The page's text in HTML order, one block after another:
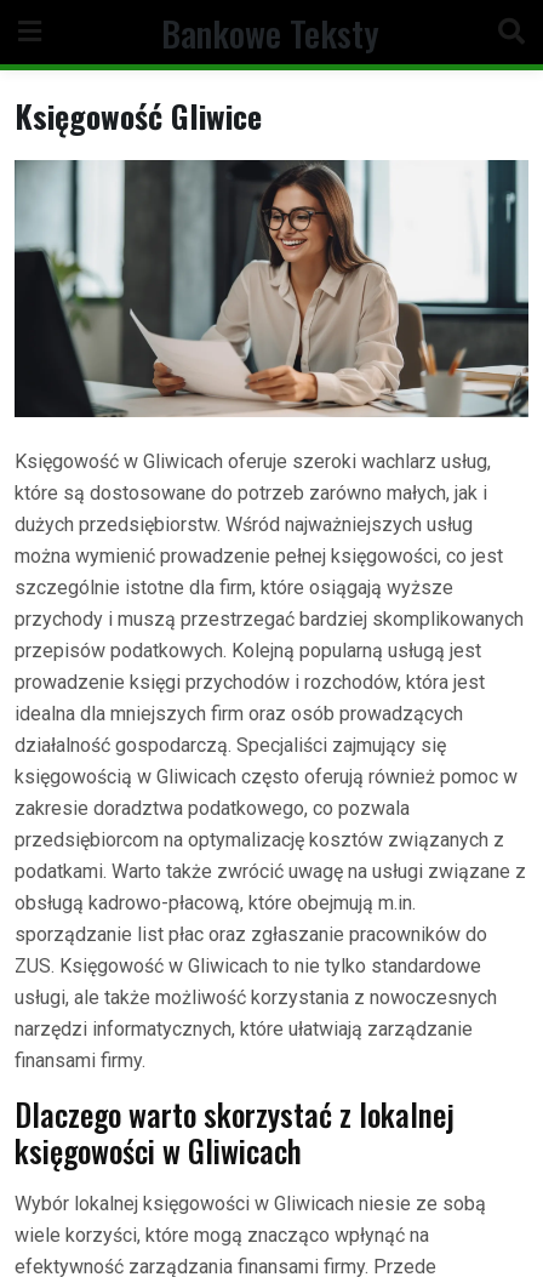
content
Bankowe Teksty
Księgowość Gliwice
Księgowość w Gliwicach oferuje szeroki wachlarz usług,
które są dostosowane do potrzeb zarówno małych, jak i
dużych przedsiębiorstw. Wśród najważniejszych usług
można wymienić prowadzenie pełnej księgowości, co jest
szczególnie istotne dla firm, które osiągają wyższe
przychody i muszą przestrzegać bardziej skomplikowanych
przepisów podatkowych. Kolejną popularną usługą jest
prowadzenie księgi przychodów i rozchodów, która jest
idealna dla mniejszych firm oraz osób prowadzących
działalność gospodarczą. Specjaliści zajmujący się
księgowością w Gliwicach często oferują również pomoc w
zakresie doradztwa podatkowego, co pozwala
przedsiębiorcom na optymalizację kosztów związanych z
podatkami. Warto także zwrócić uwagę na usługi związane z
obsługą kadrowo-płacową, które obejmują m.in.
sporządzanie list płac oraz zgłaszanie pracowników do
ZUS. Księgowość w Gliwicach to nie tylko standardowe
usługi, ale także możliwość korzystania z nowoczesnych
narzędzi informatycznych, które ułatwiają zarządzanie
finansami firmy.
Dlaczego warto skorzystać z lokalnej
księgowości w Gliwicach
Wybór lokalnej księgowości w Gliwicach niesie ze sobą
wiele korzyści, które mogą znacząco wpłynąć na
efektywność zarządzania finansami firmy. Przede